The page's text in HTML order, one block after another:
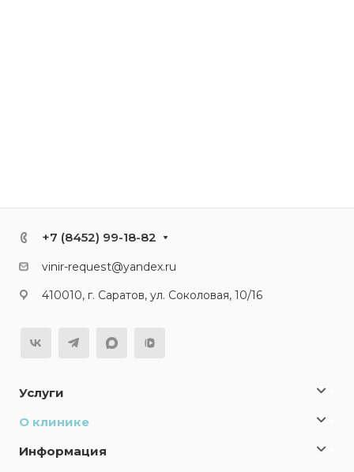
+7 (8452) 99-18-82
vinir-request@yandex.ru
410010, г. Саратов, ул. Соколовая, 10/16
Услуги
О клинике
Информация